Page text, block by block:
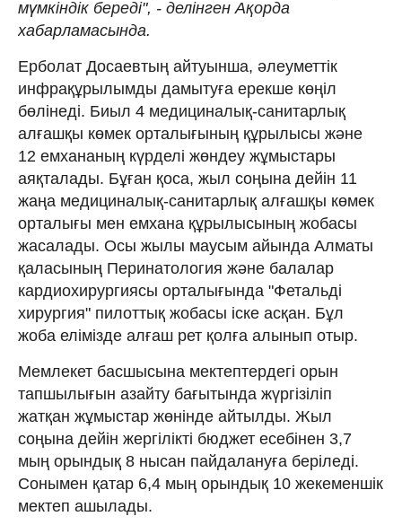
мүмкіндік береді", - делінген Ақорда
хабарламасында.
Ерболат Досаевтың айтуынша, әлеуметтік
инфрақұрылымды дамытуға ерекше көңіл
бөлінеді. Биыл 4 медициналық-санитарлық
алғашқы көмек орталығының құрылысы және
12 емхананың күрделі жөндеу жұмыстары
аяқталады. Бұған қоса, жыл соңына дейін 11
жаңа медициналық-санитарлық алғашқы көмек
орталығы мен емхана құрылысының жобасы
жасалады. Осы жылы маусым айында Алматы
қаласының Перинатология және балалар
кардиохирургиясы орталығында "Фетальді
хирургия" пилоттық жобасы іске асқан. Бұл
жоба елімізде алғаш рет қолға алынып отыр.
Мемлекет басшысына мектептердегі орын
тапшылығын азайту бағытында жүргізіліп
жатқан жұмыстар жөнінде айтылды. Жыл
соңына дейін жергілікті бюджет есебінен 3,7
мың орындық 8 нысан пайдалануға беріледі.
Сонымен қатар 6,4 мың орындық 10 жекеменшік
мектеп ашылады.